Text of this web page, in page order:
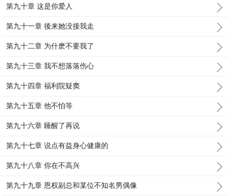
第九十章 这是你爱人
第九十一章 後来她没接我走
第九十二章 为什麽不要我了
第九十三章 我不想落落伤心
第九十四章 福利院疑窦
第九十五章 他不怕等
第九十六章 睡醒了再说
第九十七章 说点有益身心健康的
第九十八章 你在不高兴
第九十九章 恩权副总和某位不知名男偶像